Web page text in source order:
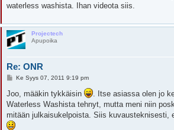
waterless washista. Ihan videota siis.
Projectech
Apupoika
Re: ONR
V
e
t
i
Ke Syys 07, 2011 9:19 pm
Joo, määkin tykkäisin
. Itse asiassa olen jo
Waterless Washista tehnyt, mutta meni niin
mitään julkaisukelpoista. Siis kuvausteknisesti,